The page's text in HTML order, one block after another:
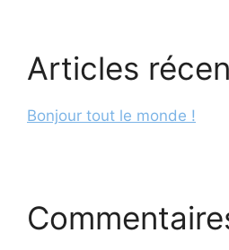
Articles
Bonjour tout le monde !